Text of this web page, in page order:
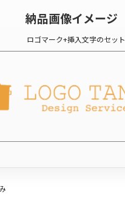
納品画像イメージ
ロゴマーク+挿入文字のセット